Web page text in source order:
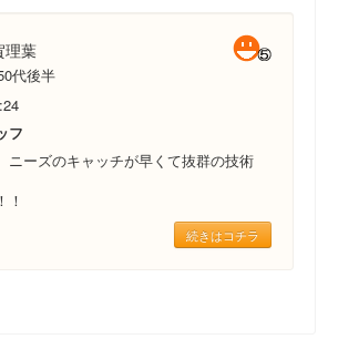
理葉
代後半
フ
ニーズのキャッチが早くて抜群の技術
！
続きはコチラ